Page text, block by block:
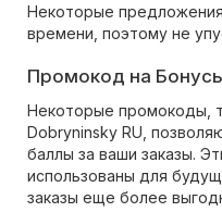
Некоторые
времени, поэтому не
Промокод на
Некоторые промокоды,
Dobryninsky RU,
баллы за ваши заказы.
использованы для
заказы еще более